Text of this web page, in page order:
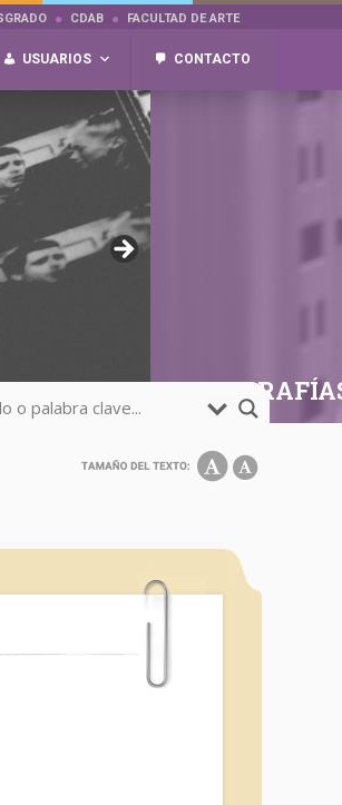
CDAB FACULTAD DE ARTE
USUARIOS CONTACTO